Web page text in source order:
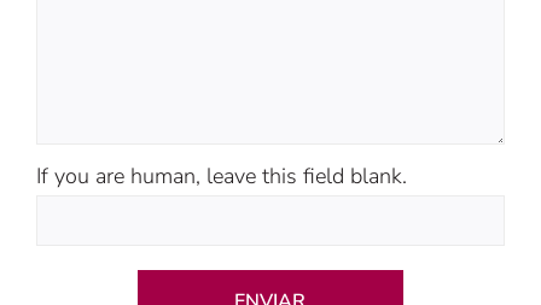
If you are human, leave this field blank.